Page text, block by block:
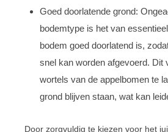
Goed doorlatende grond:
bodemtype is het van
bodem goed doorlatend is,
snel kan worden afgevoerd. Dit
wortels van de appelbomen te
grond blijven staan, wat kan
Door zorgvuldig te kiezen voor het